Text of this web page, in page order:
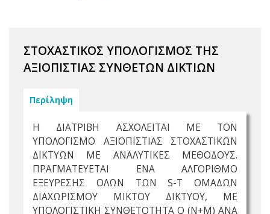
ΣΤΟΧΑΣΤΙΚΟΣ ΥΠΟΛΟΓΙΣΜΟΣ ΤΗΣ
ΑΞΙΟΠΙΣΤΙΑΣ ΣΥΝΘΕΤΩΝ ΔΙΚΤΙΩΝ
Περίληψη
Η ΔΙΑΤΡΙΒΗ ΑΣΧΟΛΕΙΤΑΙ ΜΕ ΤΟΝ
ΥΠΟΛΟΓΙΣΜΟ ΑΞΙΟΠΙΣΤΙΑΣ ΣΤΟΧΑΣΤΙΚΩΝ
ΔΙΚΤΥΩΝ ΜΕ ΑΝΑΛΥΤΙΚΕΣ ΜΕΘΟΔΟΥΣ.
ΠΡΑΓΜΑΤΕΥΕΤΑΙ ΕΝΑ ΑΛΓΟΡΙΘΜΟ
ΕΞΕΥΡΕΣΗΣ ΟΛΩΝ ΤΩΝ S-T ΟΜΑΔΩΝ
ΔΙΑΧΩΡΙΣΜΟΥ ΜΙΚΤΟΥ ΔΙΚΤΥΟΥ, ΜΕ
ΥΠΟΛΟΓΙΣΤΙΚΗ ΣΥΝΘΕΤΟΤΗΤΑ Ο (N+M) ΑΝΑ